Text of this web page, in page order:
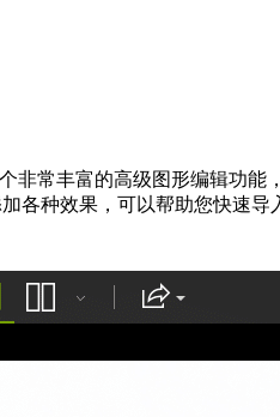
非常丰富的高级图形编辑功能
各种效果，可以帮助您快速导